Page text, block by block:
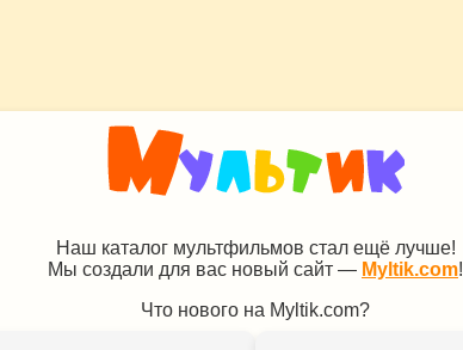
Наш каталог мультфильмов стал ещё лучше!
Мы создали для вас новый сайт — Myltik.com!
Что нового на Myltik.com?